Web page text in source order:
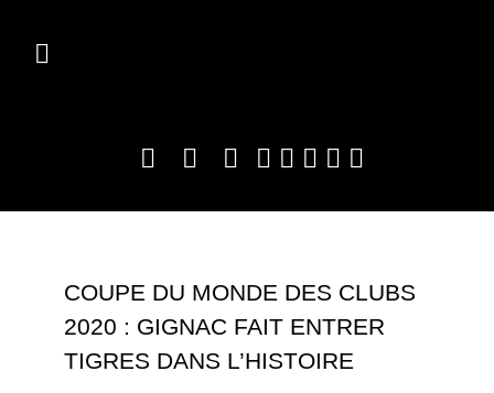
COUPE DU MONDE DES CLUBS
2020 : GIGNAC FAIT ENTRER
TIGRES DANS L’HISTOIRE